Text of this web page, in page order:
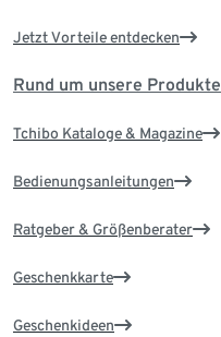
Jetzt Vorteile entdecken
Rund um unsere Produkte
Tchibo Kataloge & Magazine
Bedienungsanleitungen
Ratgeber & Größenberater
Geschenkkarte
Geschenkideen